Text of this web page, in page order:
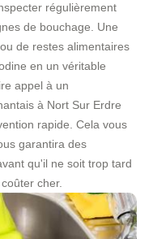
régulièrement
de bouchage. Une
de restes alimentaires
en un véritable
appel à un
à Nort Sur Erdre
rapide. Cela vous
garantira des
qu'il ne soit trop tard
cher.